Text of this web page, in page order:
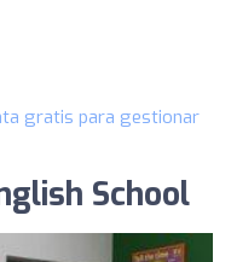
gratis para gestionar
School